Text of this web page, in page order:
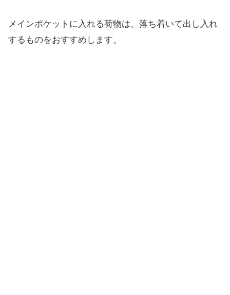
メインポケットに入れる荷物は、落ち着いて出し入れ
するものをおすすめします。